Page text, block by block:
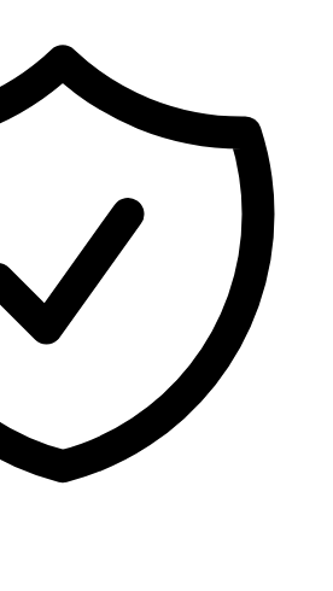
світ
жестової мови Українського
для глухих
область
область
область
область
область
область
Франківська область
область